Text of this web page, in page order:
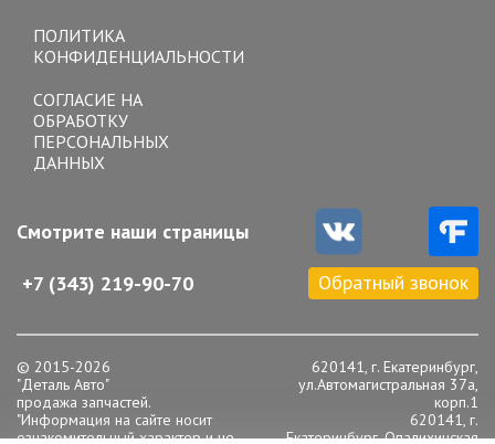
ПОЛИТИКА
КОНФИДЕНЦИАЛЬНОСТИ
СОГЛАСИЕ НА
ОБРАБОТКУ
ПЕРСОНАЛЬНЫХ
ДАННЫХ
Смотрите наши страницы
+7 (343) 219-90-70 Обратный звонок
© 2015-2026
"Деталь Авто"
продажа запчастей.
"Информация на сайте носит
ознакомительный характер и не
620141, г. Екатеринбург,
ул.Автомагистральная 37а,
корп.1
620141, г.
Екатеринбург, Опалихинская